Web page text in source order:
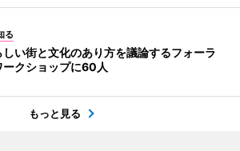
る
しい街と文化のあり方を議論するフォーラ
クショップに60人
もっと見る